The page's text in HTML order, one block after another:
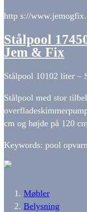
http s://
Stålpool
Jem & Fix
Stålpool 10102 liter
Stålpool med stor
cm og højde på 120
Keywords: pool
Møbler
Belysning